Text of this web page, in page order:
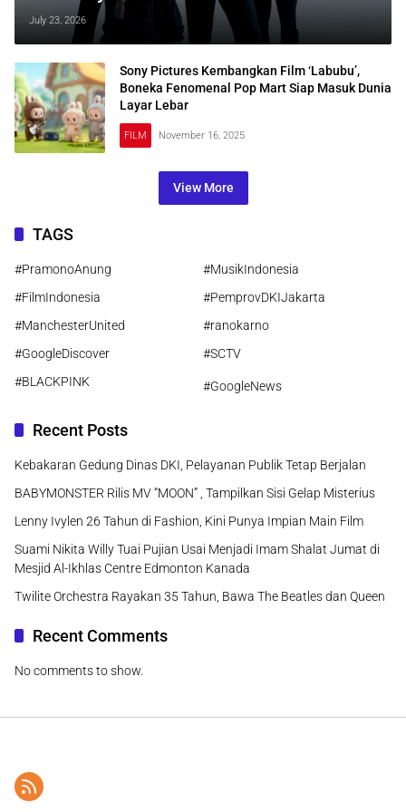
July 23, 2026
Sony Pictures Kembangkan Film ‘Labubu’,
Boneka Fenomenal Pop Mart Siap Masuk Dunia
Layar Lebar
FILM November 16, 2025
View More
TAGS
#PramonoAnung
#MusikIndonesia
#FilmIndonesia
#PemprovDKIJakarta
#ManchesterUnited
#ranokarno
#GoogleDiscover
#SCTV
#BLACKPINK
#GoogleNews
Recent Posts
Kebakaran Gedung Dinas DKI, Pelayanan Publik Tetap Berjalan
BABYMONSTER Rilis MV “MOON” , Tampilkan Sisi Gelap Misterius
Lenny Ivylen 26 Tahun di Fashion, Kini Punya Impian Main Film
Suami Nikita Willy Tuai Pujian Usai Menjadi Imam Shalat Jumat di
Mesjid Al-Ikhlas Centre Edmonton Kanada
Twilite Orchestra Rayakan 35 Tahun, Bawa The Beatles dan Queen
Recent Comments
No comments to show.